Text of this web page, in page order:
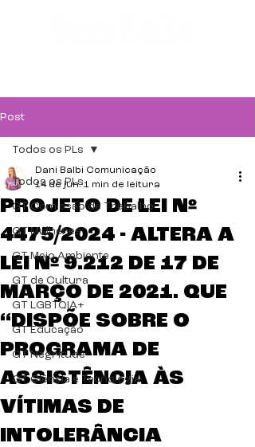
Post
Todos os PLs
GT Comissão de Trabalho
GT Mulheres
GT Meio Ambiente
GT de Cultura
GT LGBTQIA+
GT Educação
GT Negritude
GT Ciência e Tecnologia
Todos os PLs
PROJETO DE LEI Nº
4475/2024 - ALTERA A
LEI Nº 9.212 DE 17 DE
MARÇO DE 2021. QUE
“DISPÕE SOBRE O
PROGRAMA DE
ASSISTÊNCIA ÀS
VÍTIMAS DE
INTOLERÂNCIA
Dani Balbi Comunicação
14 de jun. 1 min de leitura